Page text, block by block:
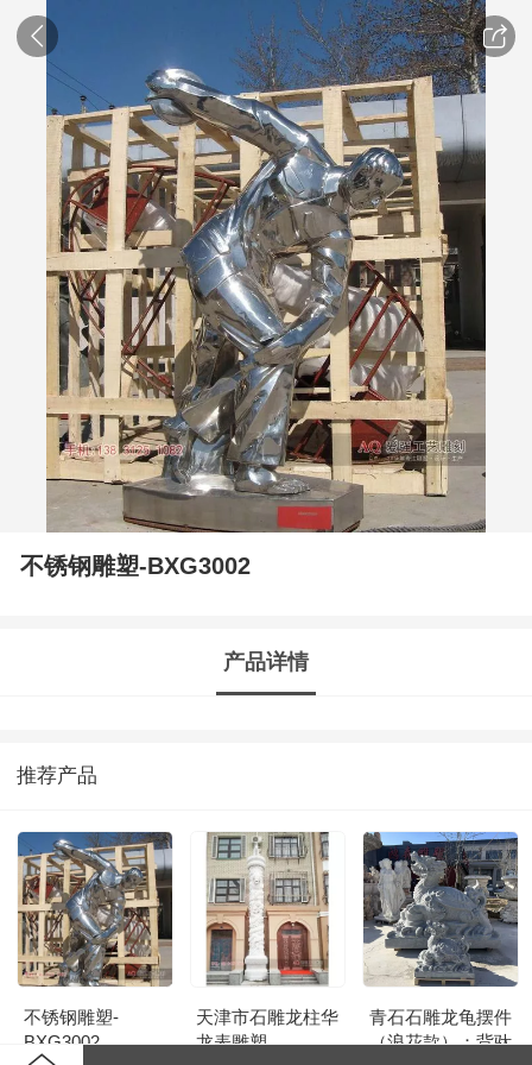
不锈钢雕塑-BXG3002
产品详情
推荐产品
不锈钢雕塑-
BXG3002
天津市石雕龙柱华
龙表雕塑
青石石雕龙龟摆件
（浪花款）：背驮